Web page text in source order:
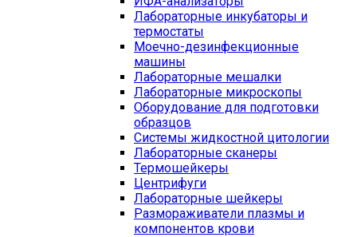
Лабораторные инкубаторы и
термостаты
Моечно-дезинфекционные
машины
Лабораторные мешалки
Лабораторные микроскопы
Оборудование для подготовки
образцов
Системы жидкостной цитологии
Лабораторные сканеры
Термошейкеры
Центрифуги
Лабораторные шейкеры
Размораживатели плазмы и
компонентов крови